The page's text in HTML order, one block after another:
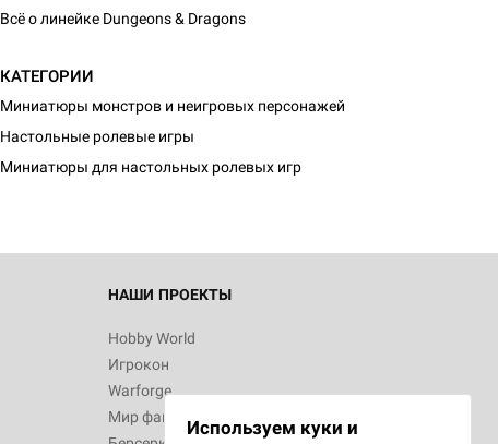
Всё о линейке Dungeons & Dragons
КАТЕГОРИИ
Миниатюры монстров и неигровых персонажей
Настольные ролевые игры
Миниатюры для настольных ролевых игр
НАШИ ПРОЕКТЫ
Hobby World
Игрокон
Warforge
Мир фантастикиИспользуем куки и